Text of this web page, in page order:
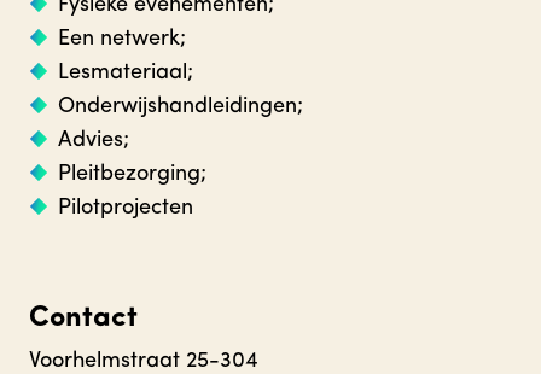
Fysieke evenementen;
Een netwerk;
Lesmateriaal;
Onderwijshandleidingen;
Advies;
Pleitbezorging;
Pilotprojecten
Contact
Voorhelmstraat 25-304